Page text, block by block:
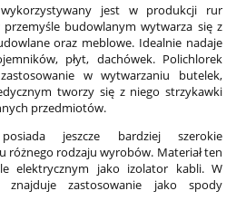
wykorzystywany jest w produkcji rur
przemyśle budowlanym wytwarza się z
oraz meblowe. Idealnie nadaje
płyt, dachówek. Polichlorek
w wytwarzaniu butelek,
tworzy się z niego strzykawki
przedmiotów.
jeszcze bardziej szerokie
różnego rodzaju wyrobów. Materiał ten
elektrycznym jako izolator kabli. W
znajduje zastosowanie jako spody